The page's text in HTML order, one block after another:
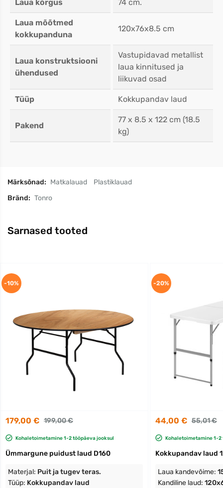
Laua kõrgus 74 cm.
Laua mõõtmed
kokkupanduna
120x76x8.5 cm
Laua konstruktsiooni
ühendused
Vastupidavad metallist
laua kinnitused ja
liikuvad osad
Tüüp Kokkupandav laud
Pakend
77 x 8.5 x 122 cm (18.5
kg)
Märksõnad: Matkalauad
Plastiklauad
Bränd: Tonro
Sarnased tooted
179,00 € 199,00 €
Kohaletoimetamine 1-2 tööpäeva jooksul
Ümmargune puidust laud D160
Materjal: Puit ja tugev teras.
Tüüp: Kokkupandav laud
-10%
44,00 € 55,01 €
Kohaletoimetamine 1-
Kokkupandav laud
Laua kandevõime:
Kandiline laud:
-20%